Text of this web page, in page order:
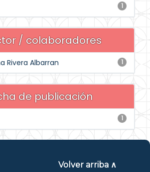
1
/ colaboradores
1
Rivera Albarran
de publicación
1
Volver arriba ∧